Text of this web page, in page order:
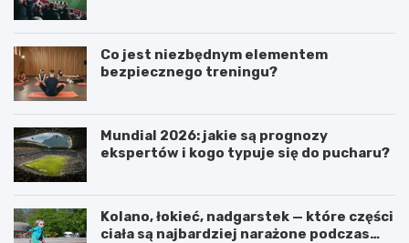
Co jest niezbędnym elementem
bezpiecznego treningu?
Mundial 2026: jakie są prognozy
ekspertów i kogo typuje się do pucharu?
Kolano, łokieć, nadgarstek — które części
ciała są najbardziej narażone podczas